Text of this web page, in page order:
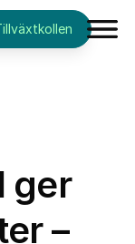
ger
–